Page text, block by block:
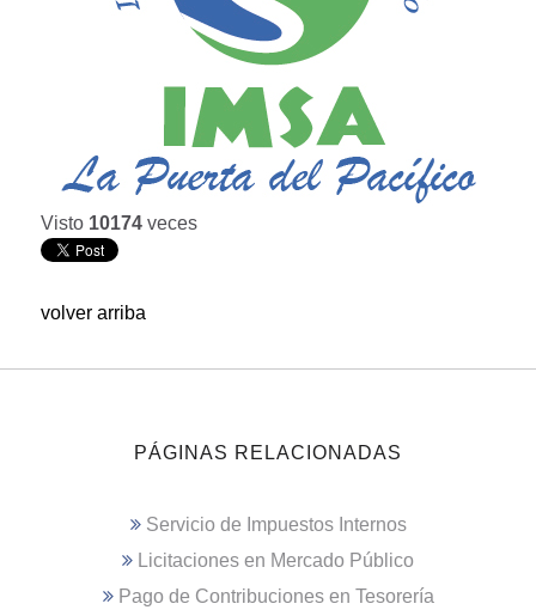
Visto 10174 veces
volver arriba
PÁGINAS RELACIONADAS
Servicio de Impuestos Internos
Licitaciones en Mercado Público
Pago de Contribuciones en Tesorería